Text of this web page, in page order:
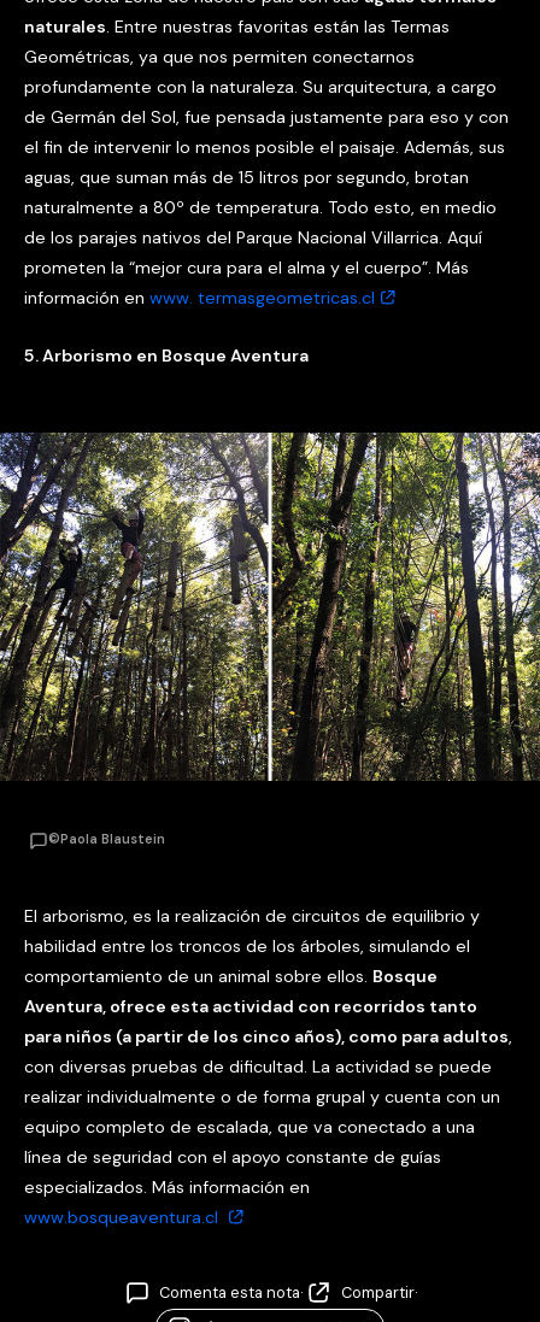
naturales. Entre nuestras favoritas están las Termas
Geométricas, ya que nos permiten conectarnos
profundamente con la naturaleza. Su arquitectura, a cargo
de Germán del Sol, fue pensada justamente para eso y con
el fin de intervenir lo menos posible el paisaje. Además, sus
aguas, que suman más de 15 litros por segundo, brotan
naturalmente a 80º de temperatura. Todo esto, en medio
de los parajes nativos del Parque Nacional Villarrica. Aquí
prometen la “mejor cura para el alma y el cuerpo”. Más
información en www. termasgeometricas.cl
5. Arborismo en Bosque Aventura
©Paola Blaustein
El arborismo, es la realización de circuitos de equilibrio y
habilidad entre los troncos de los árboles, simulando el
comportamiento de un animal sobre ellos. Bosque
Aventura, ofrece esta actividad con recorridos tanto
para niños (a partir de los cinco años), como para adultos,
con diversas pruebas de dificultad. La actividad se puede
realizar individualmente o de forma grupal y cuenta con un
equipo completo de escalada, que va conectado a una
línea de seguridad con el apoyo constante de guías
especializados. Más información en
www.bosqueaventura.cl
Comenta esta nota· Compartir·